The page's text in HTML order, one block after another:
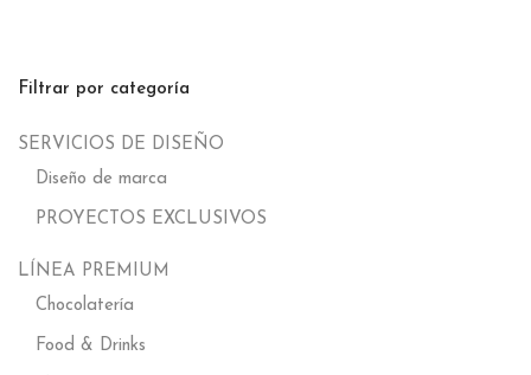
Filtrar por categoría
SERVICIOS DE DISEÑO
Diseño de marca
PROYECTOS EXCLUSIVOS
LÍNEA PREMIUM
Chocolatería
Food & Drinks